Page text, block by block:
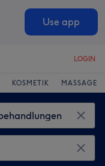
Use app
LOGIN
KOSMETIK MASSAGE